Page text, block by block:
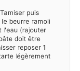
puis
beurre ramoli
l'eau (rajouter
doit être
reposer 1
légèrement